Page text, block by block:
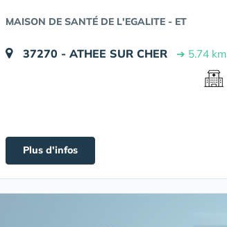
MAISON DE SANTÉ DE L'EGALITE - ET
37270 - ATHEE SUR CHER ➔ 5.74 km
Plus d'infos